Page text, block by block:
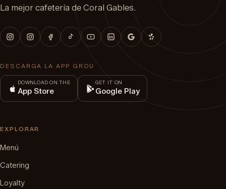
La mejor cafetería de Coral Gables.
DESCARGA LA APP GROU
DOWNLOAD ON THE
App Store
GET IT ON
Google Play
EXPLORAR
Menú
Catering
Loyalty